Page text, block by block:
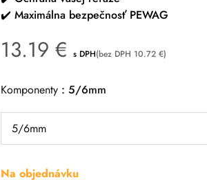
✔️ Maximálna bezpečnosť PEWAG
13.19 € s DPH(bez DPH 10.72 €)
Komponenty 5/6mm
Na objednávku